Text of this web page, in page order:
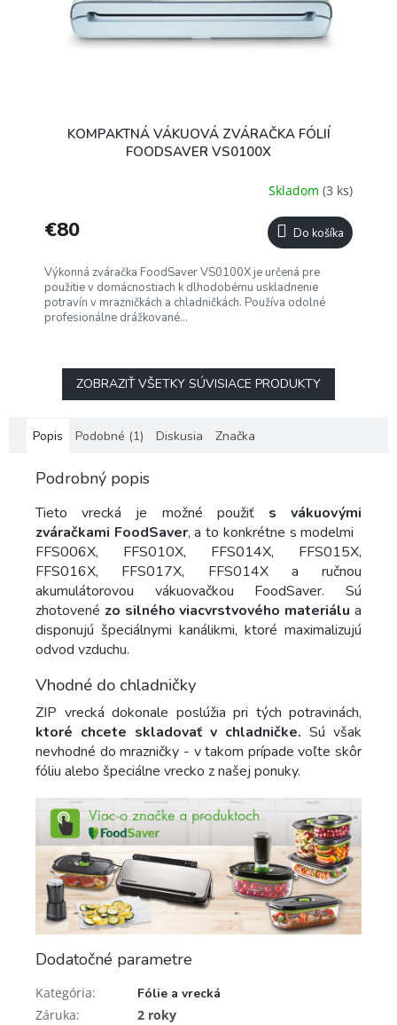
KOMPAKTNÁ VÁKUOVÁ ZVÁRAČKA FÓLIÍ
FOODSAVER VS0100X
Skladom (3 ks)
€80 Do košíka
Výkonná zváračka FoodSaver VS0100X je určená pre
použitie v domácnostiach k dlhodobému uskladnenie
potravín v mrazničkách a chladničkách. Používa odolné
profesionálne drážkované...
ZOBRAZIŤ VŠETKY SÚVISIACE PRODUKTY
Popis Podobné (1) Diskusia Značka
Podrobný popis
Tieto vrecká je možné použiť s vákuovými
zváračkami FoodSaver, a to konkrétne s modelmi
FFS006X, FFS010X, FFS014X, FFS015X,
FFS016X, FFS017X, FFS014X a ručnou
akumulátorovou vákuovačkou FoodSaver. Sú
zhotovené zo silného viacvrstvového materiálu a
disponujú špeciálnymi kanálikmi, ktoré maximalizujú
odvod vzduchu.
Vhodné do chladničky
ZIP vrecká dokonale poslúžia pri tých potravinách,
ktoré chcete skladovať v chladničke. Sú však
nevhodné do mrazničky - v takom prípade voľte skôr
fóliu alebo špeciálne vrecko z našej ponuky.
Dodatočné parametre
Kategória:
Fólie a vrecká
Záruka:
2 roky